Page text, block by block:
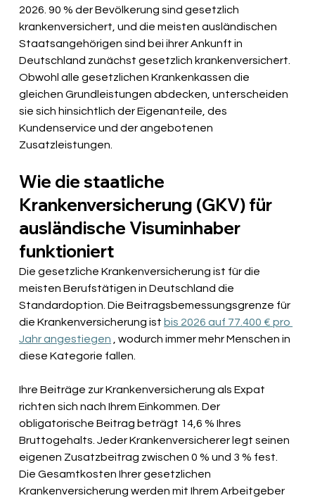
2026. 90 % der Bevölkerung sind gesetzlich
krankenversichert, und die meisten ausländischen
Staatsangehörigen sind bei ihrer Ankunft in
Deutschland zunächst gesetzlich krankenversichert.
Obwohl alle gesetzlichen Krankenkassen die
gleichen Grundleistungen abdecken, unterscheiden
sie sich hinsichtlich der Eigenanteile, des
Kundenservice und der angebotenen
Zusatzleistungen.
Wie die staatliche
Krankenversicherung (GKV) für
ausländische Visuminhaber
funktioniert
Die gesetzliche Krankenversicherung ist für die
meisten Berufstätigen in Deutschland die
Standardoption. Die Beitragsbemessungsgrenze für
die Krankenversicherung ist bis 2026 auf 77.400 € pro
Jahr angestiegen
, wodurch immer mehr Menschen in
diese Kategorie fallen.
Ihre Beiträge zur Krankenversicherung als Expat
richten sich nach Ihrem Einkommen. Der
obligatorische Beitrag beträgt 14,6 % Ihres
Bruttogehalts. Jeder Krankenversicherer legt seinen
eigenen Zusatzbeitrag zwischen 0 % und 3 % fest.
Die Gesamtkosten Ihrer gesetzlichen
Krankenversicherung werden mit Ihrem Arbeitgeber